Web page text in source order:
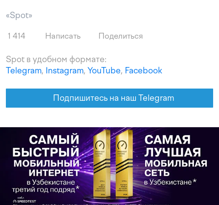
«Spot»
1 414 Написать Поделиться
Spot в удобном формате:
Telegram, Instagram, YouTube, Facebook
Подпишитесь на наш Telegram